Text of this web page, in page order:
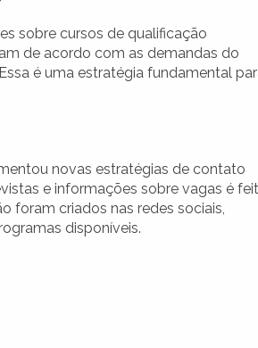
sobre cursos de qualificação
de acordo com as demandas do
é uma estratégia fundamental
novas estratégias de contato
e informações sobre vagas é
foram criados nas redes sociais,
disponíveis.